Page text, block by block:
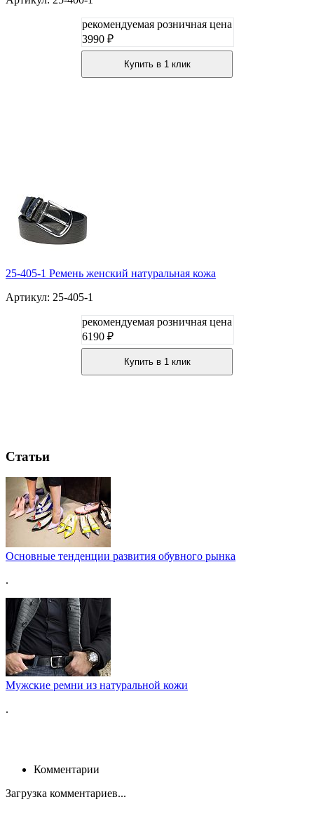
рекомендуемая розничная цена
3990 ₽
Купить в 1 клик
25-405-1 Ремень женский натуральная кожа
Артикул: 25-405-1
рекомендуемая розничная цена
6190 ₽
Купить в 1 клик
Статьи
Основные тенденции развития обувного рынка
.
Мужские ремни из натуральной кожи
.
Комментарии
Загрузка комментариев...